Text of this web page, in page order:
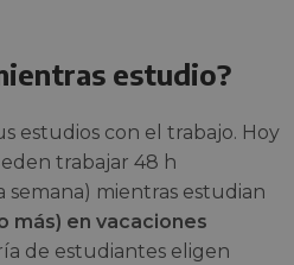
estudio?
estudios con el trabajo. Hoy
trabajar 48 h
semana) mientras estudian
más) en vacaciones
de estudiantes eligen